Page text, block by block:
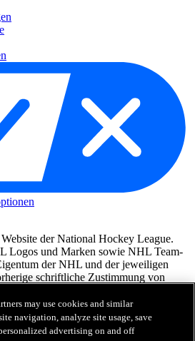
der National Hockey League.
Logos und Marken sowie NHL Team-
der NHL und der jeweiligen
schriftliche Zustimmung von
NHL Team-Trikots, die mit den
Spieler versehen sind, sind offiziell
lizenziert. Die Wortmarke Zamboni
may use cookies and similar
navigation, analyze site usage, save
advertising on and off